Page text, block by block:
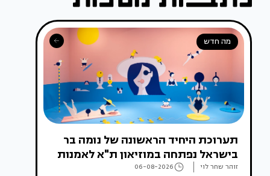
מה חדש
תערוכת היחיד הראשונה של נומה בר
בישראל נפתחה במוזיאון ת"א לאמנות
זוהר שחר לוי 06-08-2026